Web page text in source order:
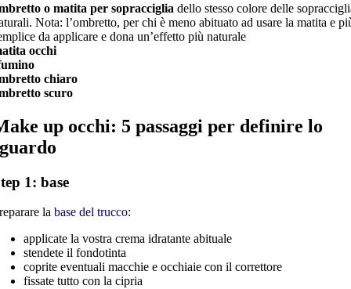
o matita per sopracciglia dello stesso colore delle
Nota: l’ombretto, per chi è meno abituato ad usare la matita e
da applicare e dona un’effetto più naturale
occhi
chiaro
scuro
up occhi: 5 passaggi per definire lo
1: base
labase del trucco:
applicate la vostra crema idratante abituale
stendete il fondotinta
coprite eventuali macchie e occhiaie con il correttore
fissate tutto con la cipria